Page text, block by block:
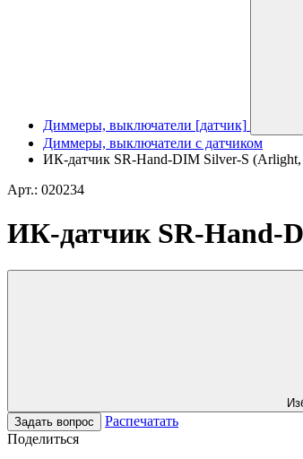
Диммеры, выключатели [датчик]
Диммеры, выключатели с датчиком
ИК-датчик SR-Hand-DIM Silver-S
Арт.: 020234
ИК-датчик SR-Hand-
Задать вопрос
Распечатать
Поделиться